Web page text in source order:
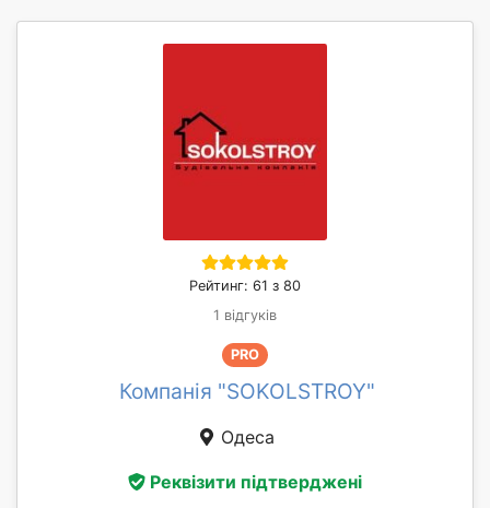
Рейтинг: 61 з 80
1 відгуків
PRO
Компанія "SOKOLSTROY"
Одеса
Реквізити підтверджені